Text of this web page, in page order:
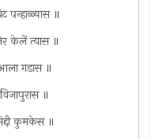
पन्हाळ्यास ॥
केलें त्यास ॥
गडास ॥
॥
कुमकेस ॥